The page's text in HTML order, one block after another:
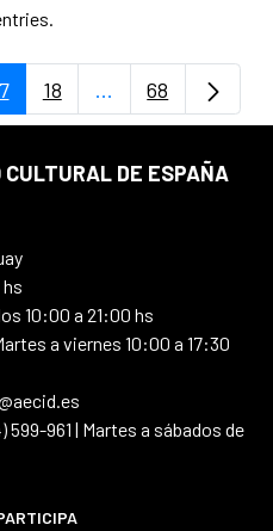
Pages Use TAB to navigate.
Page
18 ...Intermediate
Page
68
CULTURAL DE ESPAÑA
10:00 a 21:00 hs
a viernes 10:00 a 17:30
961 | Martes a sábados de